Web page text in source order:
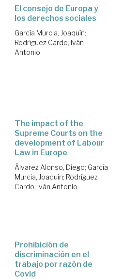
El consejo de Europa y
los derechos sociales
García Murcia, Joaquín;
Rodríguez Cardo, Iván
Antonio
The impact of the
Supreme Courts on the
development of Labour
Law in Europe
Álvarez Alonso, Diego; García
Murcia, Joaquín; Rodríguez
Cardo, Iván Antonio
Prohibición de
discriminación en el
trabajo por razón de
Covid